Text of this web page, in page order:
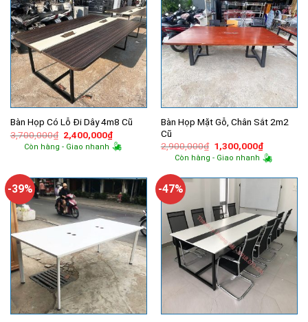
Bàn Họp Có Lỗ Đi Dây 4m8 Cũ
3,700,000₫ Giá
gốc
là:
2,400,000₫Giá
hiện
tại
Còn hàng - Giao nhanh
Bàn Họp Mặt Gỗ, Chân Sắt 2m2
Cũ
2,900,000₫ Giá
gốc
là:
1,300,000₫Giá
hiện
tại
Còn hàng - Giao nhanh
-39% -47%